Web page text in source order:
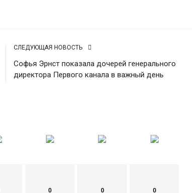
СЛЕДУЮЩАЯ НОВОСТЬ
Софья Эрнст показала дочерей генерального
директора Первого канала в важный день
0 0 0